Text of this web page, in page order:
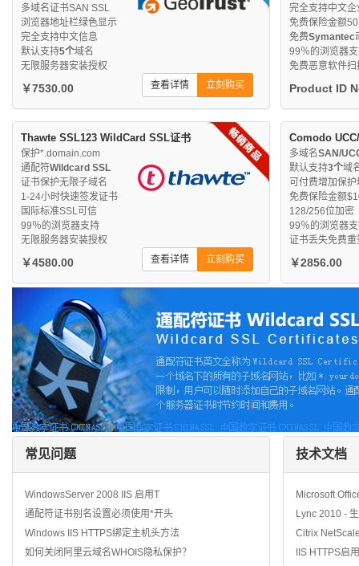
多域名证书SAN SSL
浏览器地址栏绿色显示
完全支持中文信息
默认支持5个域名
无限服务器安装授权
￥7530.00 查看详情 立刻购买
完全支持中文企
免费保险金额
免费Symantec
99％的浏览器
免费恶意软件扫
Product ID
Thawte SSL123 WildCard SSL证书
保护*.domain.com
通配符Wildcard SSL
证书保护无限子域名
1-24小时快速签发证书
国际标准SSL可信
99％的浏览器支持
无限服务器安装授权
￥4580.00 查看详情 立刻购买
Comodo
多域名SAN/
默认支持3个域
可付费增加保
免费保险金额
128/256位加密
99％的浏览器
证书丢失免费重
￥2856.00
常见问题
WindowsServer 2008 IIS 启用T
通配符证书别名设置必须使用*开头
Windows IIS HTTPS绑定主机头方法
如何关闭阿里云域名WHOIS隐私保护？
技术文档
Microsoft
Lync 2010 -
Citrix
IIS HTTPS启